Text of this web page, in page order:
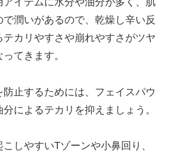
潤いがあるので、乾燥し辛い反
カリやすさや崩れやすさがツヤ
てきます。
止するためには、フェイスパウ
によるテカリを抑えましょう。
しやすいTゾーンや小鼻回り、